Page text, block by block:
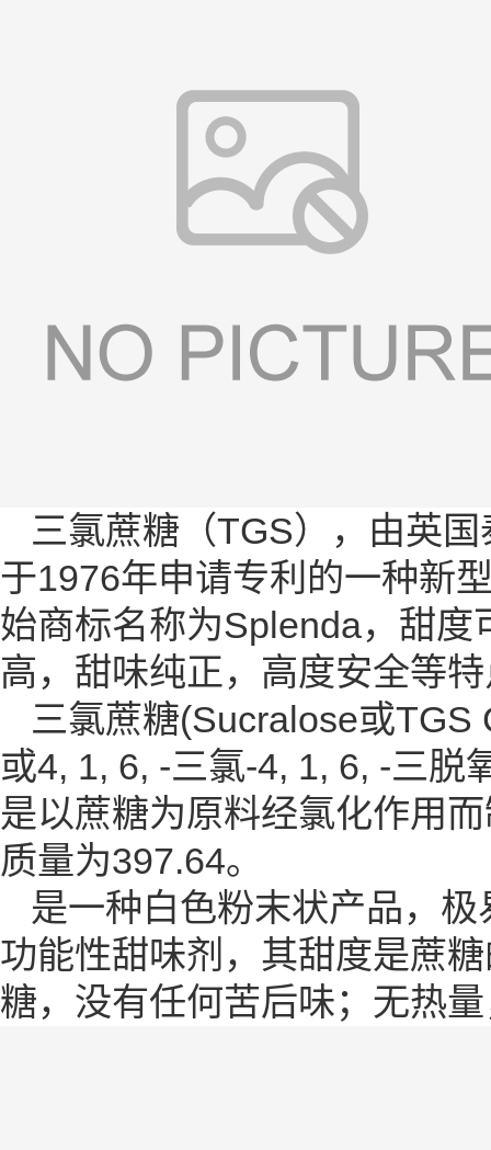
三氯蔗糖（TGS），由英
于1976年申请专利的一种新
始商标名称为Splenda，甜
高，甜味纯正，高度安全等
三氯蔗糖(Sucralose或TGS
或4, 1, 6, -三氯-4, 1, 6, -三
是以蔗糖为原料经氯化作用
质量为397.64。
是一种白色粉末状产品，极
功能性甜味剂，其甜度是蔗
糖，没有任何苦后味；无热